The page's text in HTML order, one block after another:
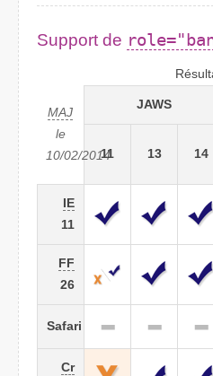
Support de
MAJ
le
10/02/2014
JAWS
11 13 14
IE
11
FF
26
Safari
Cr